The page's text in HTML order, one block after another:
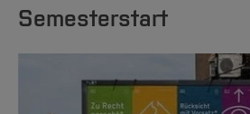
Semesterstart